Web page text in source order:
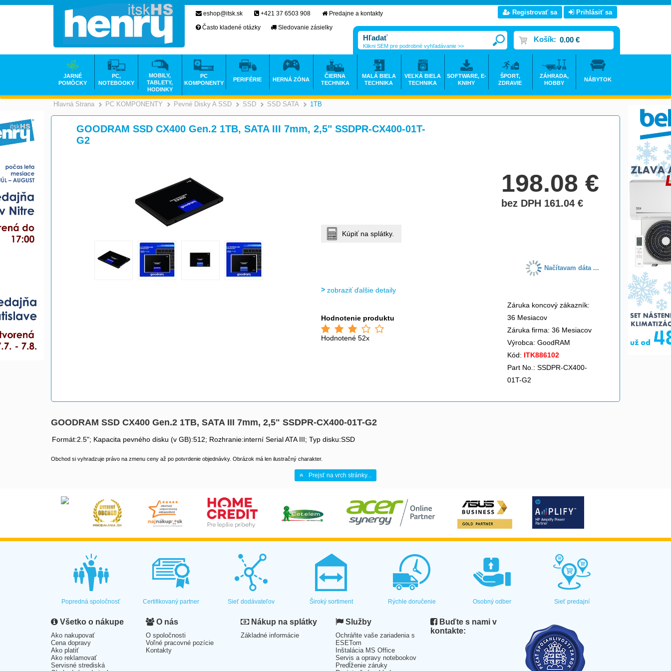
Hlavná Strana >
PC KOMPONENTY >
Pevné Disky A SSD >
SSD >
SSD SATA >
1TB
GOODRAM SSD CX400 Gen.2 1TB, SATA III 7mm, 2,5" SSDPR-CX400-01T-
G2
198.08€
bez DPH 161.04€
Kúpiť na splátky.
Načítavam dáta ...
zobraziť ďalšie detaily
Hodnotenie produktu
Hodnotené 52x
Záruka koncový zákazník:
36 Mesiacov
Záruka firma: 36 Mesiacov
Výrobca: GoodRAM
Kód: ITK886102
Part No.: SSDPR-CX400-
01T-G2
GOODRAM SSD CX400 Gen.2 1TB, SATA III 7mm, 2,5" SSDPR-CX400-01T-G2
Formát:2.5"; Kapacita pevného disku (v GB):512; Rozhranie:interní Serial ATA III; Typ disku:SSD
Obchod si vyhradzuje právo na zmenu ceny až po potvrdenie objednávky. Obrázok má len ilustračný charakter.
Prejsť na vrch stránky...
eshop@itsk.sk +421 37 6503 908
Predajne a kontakty
Často kladené otázky
Sledovanie zásielky
Registrovať sa Prihlásiť sa
Košík: 0.00 €
Klikni SEM pre podrobné vyhľadávanie >>
JARNÉ
POMÔCKY
PC,
NOTEBOOKY
MOBILY,
TABLETY,
HODINKY
PC
KOMPONENTY
PERIFÉRIE HERNÁ ZÓNA
ČIERNA
TECHNIKA
MALÁ BIELA
TECHNIKA
VEĽKÁ BIELA
TECHNIKA
SOFTWARE, E-
KNIHY
ŠPORT,
ZDRAVIE
ZÁHRADA,
HOBBY
NÁBYTOK
Popredná spoločnosť Certifikovaný partner Sieť dodávateľov Široký sortiment Rýchle doručenie Osobný odber Sieť predajní
Všetko o nákupe
Ako nakupovať
Cena dopravy
Ako platiť
Ako reklamovať
Servisné strediská
O nás
O spoločnosti
Voľné pracovné pozície
Kontakty
Nákup na splátky
Základné informácie
Služby
Ochráňte vaše zariadenia s
ESETom
Inštalácia MS Office
Servis a opravy notebookov
Predĺženie záruky
Buďte s nami v
kontakte: